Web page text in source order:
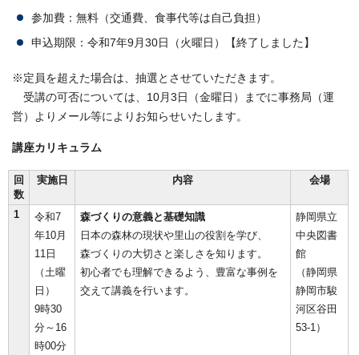
参加費：無料（交通費、食事代等は自己負担）
申込期限：令和7年9月30日（火曜日）【終了しました】
※定員を超えた場合は、抽選とさせていただきます。
受講の可否については、10月3日（金曜日）までに事務局（運
営）よりメール等によりお知らせいたします。
講座カリキュラム
回
数
実施日 内容 会場
1
令和7
年10月
11日
（土曜
日）
9時30
分～16
時00分
森づくりの意義と基礎知識
日本の森林の現状や里山の役割を学び、
森づくりの大切さと楽しさを知ります。
初心者でも理解できるよう、豊富な事例を
交えて講義を行います。
静岡県立
中央図書
館
（静岡県
静岡市駿
河区谷田
53-1）